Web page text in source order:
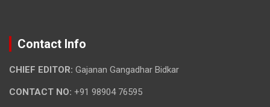
Contact Info
CHIEF EDITOR: Gajanan Gangadhar Bidkar
CONTACT NO: +91 98904 76595